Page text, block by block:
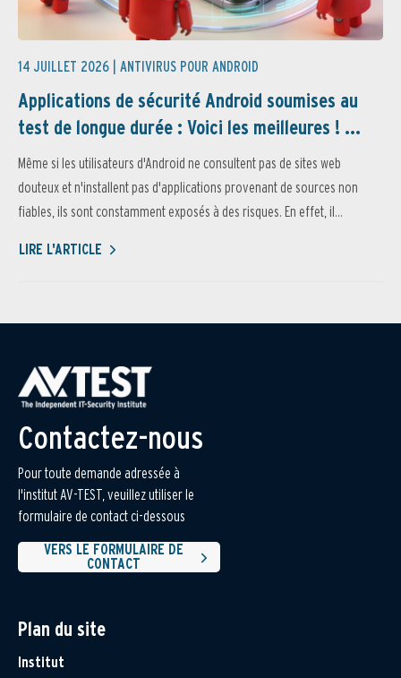
14 JUILLET 2026 | ANTIVIRUS POUR ANDROID
Applications de sécurité Android soumises au
test de longue durée : Voici les meilleures ! ...
Même si les utilisateurs d'Android ne consultent pas de sites web
douteux et n'installent pas d'applications provenant de sources non
fiables, ils sont constamment exposés à des risques. En effet, il...
LIRE L'ARTICLE
Contactez-nous
Pour toute demande adressée à
l'institut AV-TEST, veuillez utiliser le
formulaire de contact ci-dessous
VERS LE FORMULAIRE DE
CONTACT
Plan du site
Institut